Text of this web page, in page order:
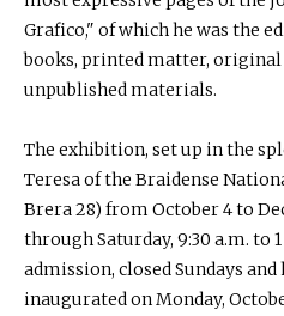
Grafico," of which he was the
books, printed matter, original
unpublished materials.
The exhibition, set up in the
Teresa of the Braidense
Brera 28) from October 4 to
through Saturday, 9:30 a.m. to
admission, closed Sundays
inaugurated on Monday,